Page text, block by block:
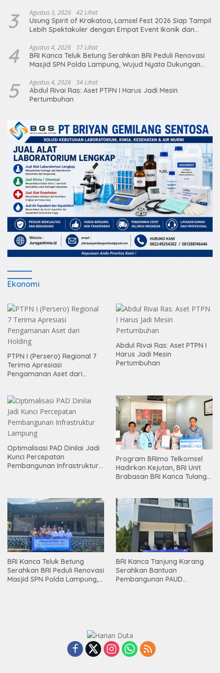
3 Agustus 3, 2026 42 Lihat
Usung Spirit of Krakatoa, Lamsel Fest 2026 Siap Tampil
Lebih Spektakuler dengan Empat Event Ikonik dan
4 Agustus 4, 2026 37 Lihat
BRI Kanca Teluk Betung Serahkan BRI Peduli Renovasi
Masjid SPN Polda Lampung, Wujud Nyata Dukungan
5 Agustus 4, 2026 34 Lihat
Abdul Rivai Ras: Aset PTPN I Harus Jadi Mesin
Pertumbuhan
Ekonomi
PTPN I (Persero) Regional 7
Terima Apresiasi
Pengamanan Aset dari
Abdul Rivai Ras: Aset PTPN I
Harus Jadi Mesin
Pertumbuhan
Optimalisasi PAD Dinilai Jadi
Kunci Percepatan
Pembangunan Infrastruktur
Program BRImo Telkomsel
Hadirkan Kejutan, BRI Unit
Brabasan BRI Kanca Tulang
Mesuji
BRI Kanca Teluk Betung
Serahkan BRI Peduli Renovasi
Masjid SPN Polda Lampung,
BRI Kanca Tanjung Karang
Serahkan Bantuan
Pembangunan PAUD